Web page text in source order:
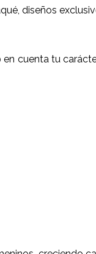
diseños
en cuenta tu